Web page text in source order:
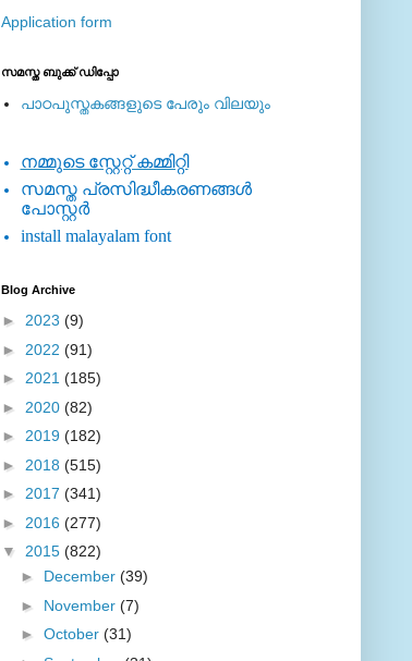
Application form
സമസ്ത ബുക്ക് ഡിപ്പോ
പാഠപുസ്തകങ്ങളുടെ പേരും വിലയും
നമ്മുടെ സ്റ്റേറ്റ് കമ്മിറ്റി
സമസ്ത പ്രസിദ്ധീകരണങ്ങള്‍
പോസ്റ്റര്‍
install malayalam font
Blog Archive
► 2023 (9)
► 2022 (91)
► 2021 (185)
► 2020 (82)
► 2019 (182)
► 2018 (515)
► 2017 (341)
► 2016 (277)
▼ 2015 (822)
► December (39)
► November (7)
► October (31)